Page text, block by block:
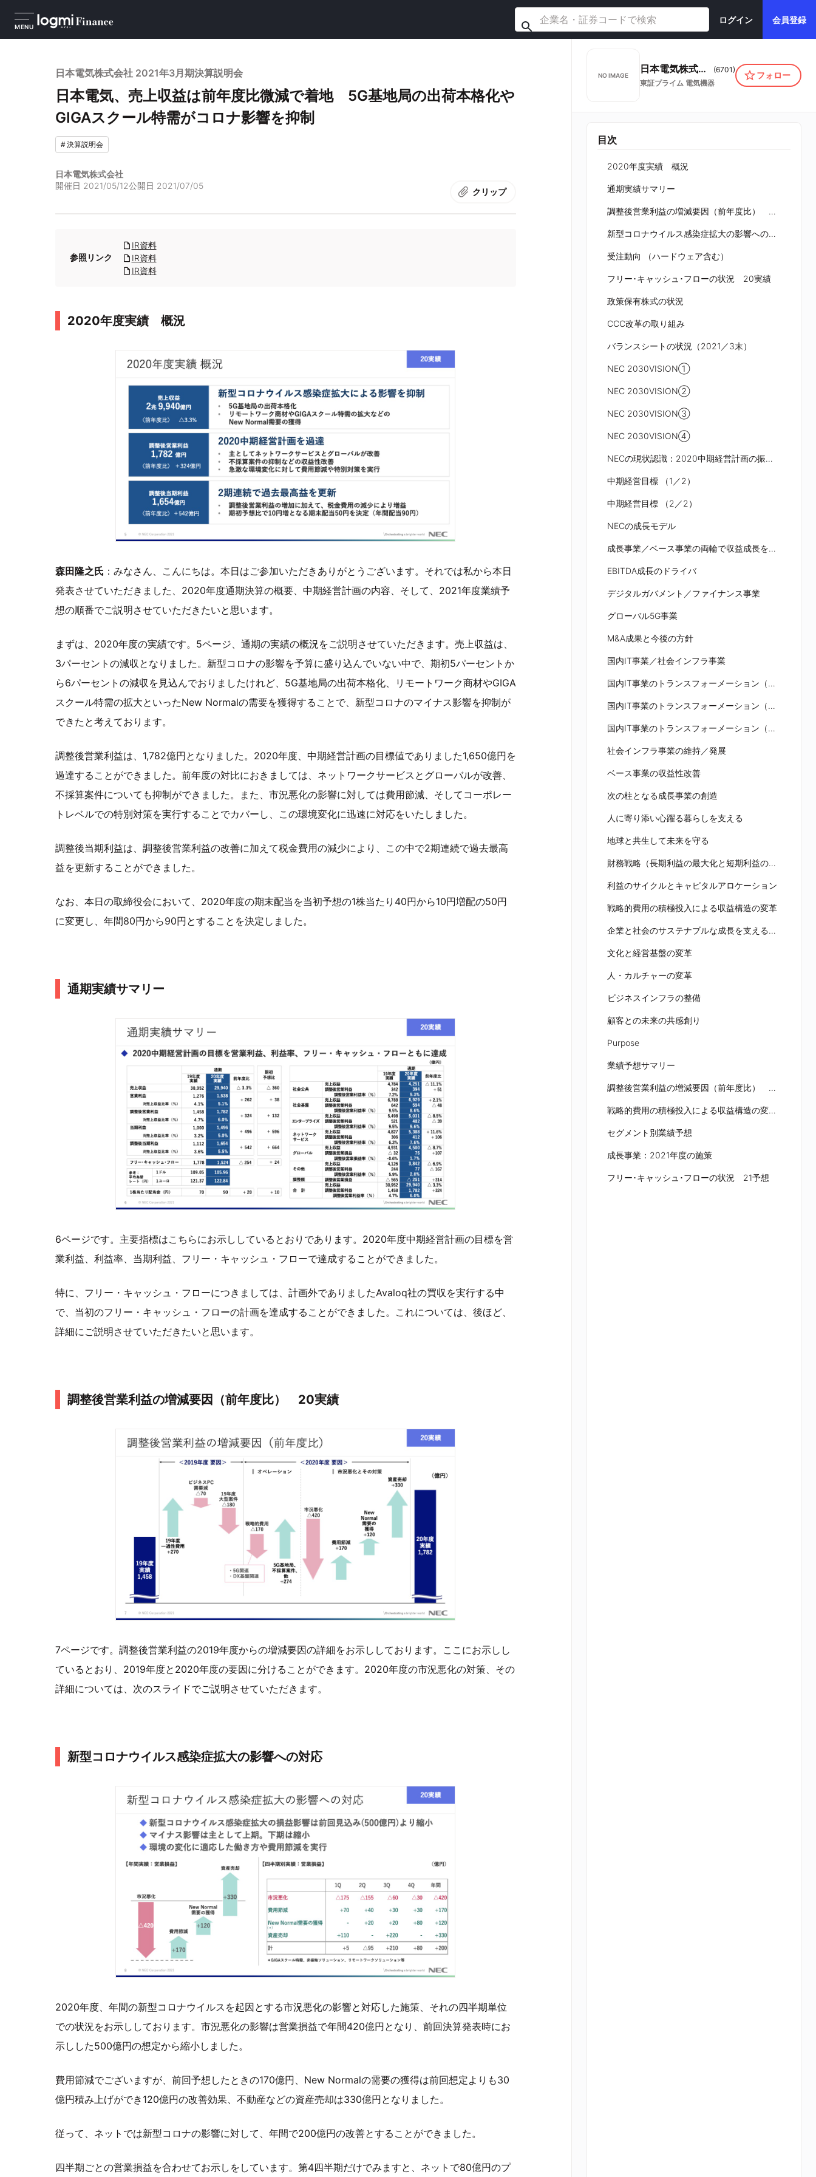
MENU
ログイン 会員登録
日本電気株式会社 2021年3月期決算説明会
日本電気、売上収益は前年度比微減で着地 5G基地局の出荷本格化や
GIGAスクール特需がコロナ影響を抑制
#決算説明会
日本電気株式会社
開催日 2021/05/12公開日 2021/07/05
クリップ
参照リンク
IR資料
IR資料
IR資料
2020年度実績 概況
森田隆之氏 ：みなさん、こんにちは。本日はご参加いただきありがとうございます。それでは私から本日
発表させていただきました、2020年度通期決算の概要、中期経営計画の内容、そして、2021年度業績予
想の順番でご説明させていただきたいと思います。
まずは、2020年度の実績です。5ページ、通期の実績の概況をご説明させていただきます。売上収益は、
3パーセントの減収となりました。新型コロナの影響を予算に盛り込んでいない中で、期初5パーセントか
ら6パーセントの減収を見込んでおりましたけれど、5G基地局の出荷本格化、リモートワーク商材やGIGA
スクール特需の拡大といったNew Normalの需要を獲得することで、新型コロナのマイナス影響を抑制が
できたと考えております。
調整後営業利益は、1,782億円となりました。2020年度、中期経営計画の目標値でありました1,650億円を
過達することができました。前年度の対比におきましては、ネットワークサービスとグローバルが改善、
不採算案件についても抑制ができました。また、市況悪化の影響に対しては費用節減、そしてコーポレー
トレベルでの特別対策を実行することでカバーし、この環境変化に迅速に対応をいたしました。
調整後当期利益は、調整後営業利益の改善に加えて税金費用の減少により、この中で2期連続で過去最高
益を更新することができました。
なお、本日の取締役会において、2020年度の期末配当を当初予想の1株当たり40円から10円増配の50円
に変更し、年間80円から90円とすることを決定しました。
通期実績サマリー
6ページです。主要指標はこちらにお示ししているとおりであります。2020年度中期経営計画の目標を営
業利益、利益率、当期利益、フリー・キャッシュ・フローで達成することができました。
特に、フリー・キャッシュ・フローにつきましては、計画外でありましたAvaloq社の買収を実行する中
で、当初のフリー・キャッシュ・フローの計画を達成することができました。これについては、後ほど、
詳細にご説明させていただきたいと思います。
調整後営業利益の増減要因（前年度比） 20実績
7ページです。調整後営業利益の2019年度からの増減要因の詳細をお示ししております。ここにお示しし
ているとおり、2019年度と2020年度の要因に分けることができます。2020年度の市況悪化の対策、その
詳細については、次のスライドでご説明させていただきます。
新型コロナウイルス感染症拡大の影響への対応
2020年度、年間の新型コロナウイルスを起因とする市況悪化の影響と対応した施策、それの四半期単位
での状況をお示ししております。市況悪化の影響は営業損益で年間420億円となり、前回決算発表時にお
示しした500億円の想定から縮小しました。
費用節減でございますが、前回予想したときの170億円、New Normalの需要の獲得は前回想定よりも30
億円積み上げができ120億円の改善効果、不動産などの資産売却は330億円となりました。
従って、ネットでは新型コロナの影響に対して、年間で200億円の改善とすることができました。
四半期ごとの営業損益を合わせてお示しをしています。第4四半期だけでみますと、ネットで80億円のプ
NO IMAGE
日本電気株式会社 (6701)
東証プライム 電気機器
フォロー
目次
2020年度実績 概況
通期実績サマリー
調整後営業利益の増減要因（前年度比） 20実績
新型コロナウイルス感染症拡大の影響への対応
受注動向 （ハードウェア含む）
フリー･キャッシュ･フローの状況 20実績
政策保有株式の状況
CCC改革の取り組み
バランスシートの状況（2021／3末）
NEC 2030VISION①
NEC 2030VISION②
NEC 2030VISION③
NEC 2030VISION④
NECの現状認識：2020中期経営計画の振返り
中期経営目標 （1／2）
中期経営目標 （2／2）
NECの成長モデル
成長事業／ベース事業の両輪で収益成長を実現
EBITDA成長のドライバ
デジタルガバメント／ファイナンス事業
グローバル5G事業
M&A成果と今後の方針
国内IT事業／社会インフラ事業
国内IT事業のトランスフォーメーション（DX）①
国内IT事業のトランスフォーメーション（DX）②
国内IT事業のトランスフォーメーション（DX）③
社会インフラ事業の維持／発展
ベース事業の収益性改善
次の柱となる成長事業の創造
人に寄り添い心躍る暮らしを支える
地球と共生して未来を守る
財務戦略（長期利益の最大化と短期利益の最適化）
利益のサイクルとキャピタルアロケーション
戦略的費用の積極投入による収益構造の変革
企業と社会のサステナブルな成長を支える非財務基盤の強化
文化と経営基盤の変革
人・カルチャーの変革
ビジネスインフラの整備
顧客との未来の共感創り
Purpose
業績予想サマリー
調整後営業利益の増減要因（前年度比） 21予想
戦略的費用の積極投入による収益構造の変革（再掲）
セグメント別業績予想
成長事業：2021年度の施策
フリー･キャッシュ･フローの状況 21予想